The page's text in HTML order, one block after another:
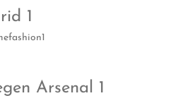
1
Arsenal 1